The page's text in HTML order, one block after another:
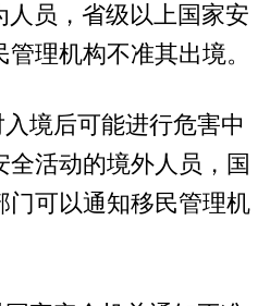
人员，省级以上国家安
理机构不准其出境。
境后可能进行危害中
活动的境外人员，国
门可以通知移民管理机